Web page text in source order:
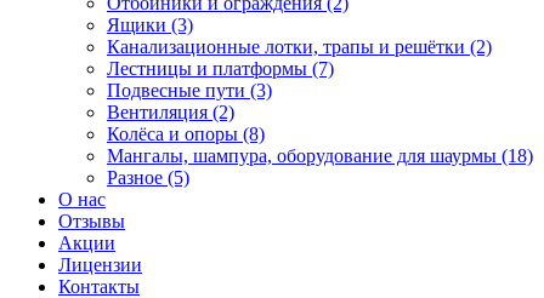
Ящики (3)
Канализационные лотки, трапы и решётки (2)
Лестницы и платформы (7)
Подвесные пути (3)
Вентиляция (2)
Колёса и опоры (8)
Мангалы, шампура, оборудование для шаурмы (18)
Разное (5)
О нас
Отзывы
Акции
Лицензии
Контакты